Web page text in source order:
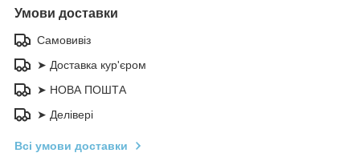
Умови доставки
Самовивіз
➤ Доставка кур'єром
➤ НОВА ПОШТА
➤ Делівері
Всі умови доставки